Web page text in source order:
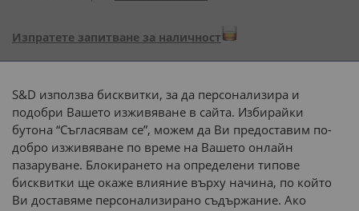
Изпратете запитване за наличност
Начини на плащане:
Доставка до адрес с:
или
наш транспорт
S&D използва бисквитки, за да персонализира и
подобри Вашето изживяване в сайта. Избирайки
бутона “Съгласявам се”, можем да Ви предоставим по-
добро изживяване по време на Вашето онлайн
пазаруване. Блокирането на определени типове
бисквитки ще окаже влияние върху начина, по който
Ви доставяме персонализирано съдържание. Ако